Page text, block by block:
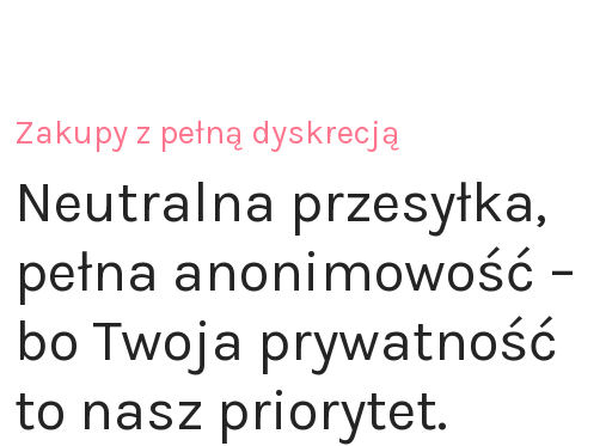
Zakupy z pełną dyskrecją
Neutralna przesyłka,
pełna anonimowość –
bo Twoja prywatność
to nasz priorytet.